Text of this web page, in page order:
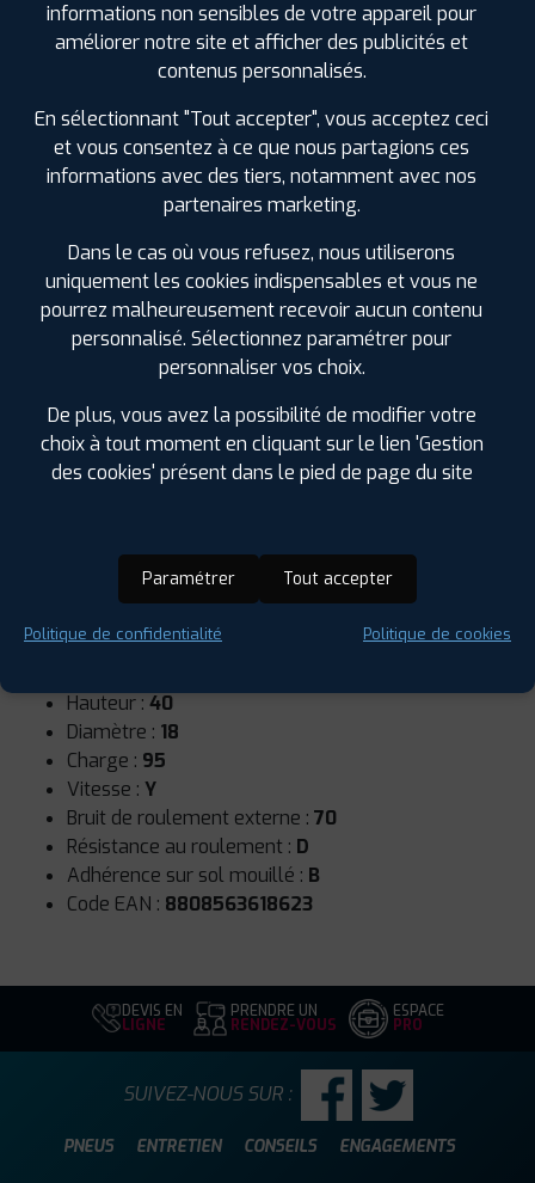
Étiquetage
Runflat :Non
Hauteur : 40
Diamètre : 18
Charge : 95
Vitesse : Y
Bruit de roulement externe : 70
Résistance au roulement : D
Adhérence sur sol mouillé : B
Code EAN : 8808563618623
DEVIS EN
LIGNE
PRENDRE UN
RENDEZ-VOUS
ESPACE
PRO
PNEUS ENTRETIEN CONSEILS ENGAGEMENTS
SUIVEZ-NOUS SUR :
informations non sensibles de votre appareil pour
améliorer notre site et afficher des publicités et
contenus personnalisés.
En sélectionnant "Tout accepter", vous acceptez ceci
et vous consentez à ce que nous partagions ces
informations avec des tiers, notamment avec nos
partenaires marketing.
Dans le cas où vous refusez, nous utiliserons
uniquement les cookies indispensables et vous ne
pourrez malheureusement recevoir aucun contenu
personnalisé. Sélectionnez paramétrer pour
personnaliser vos choix.
De plus, vous avez la possibilité de modifier votre
choix à tout moment en cliquant sur le lien 'Gestion
des cookies' présent dans le pied de page du site
Paramétrer Tout accepter
Politique de confidentialité Politique de cookies